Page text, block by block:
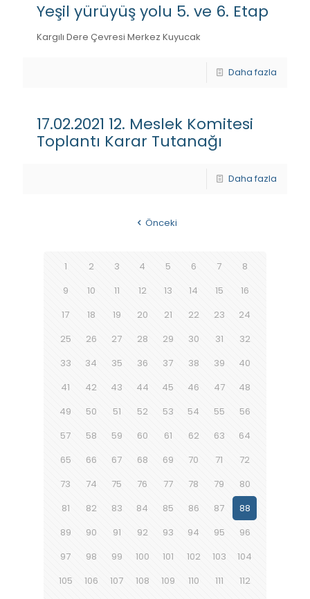
Yeşil yürüyüş yolu 5. ve 6. Etap
Kargılı Dere Çevresi Merkez Kuyucak
Daha fazla
17.02.2021 12. Meslek Komitesi
Toplantı Karar Tutanağı
Daha fazla
Önceki
1 2 3 4 5 6 7
8
9
10 11 12 13 14 15
16
17
18 19 20 21 22 23
24
25
26 27 28 29 30 31
32
33
34 35 36 37 38 39
40
41
42 43 44 45 46 47
48
49
50 51 52 53 54 55
56
57
58 59 60 61 62 63
64
65
66 67 68 69 70 71
72
73
74 75 76 77 78 79
80
81
82 83 84 85 86 87
88
89
90 91 92 93 94 95
96
97
98 99 100 101 102 103
104
105
106 107 108 109 110 111
112